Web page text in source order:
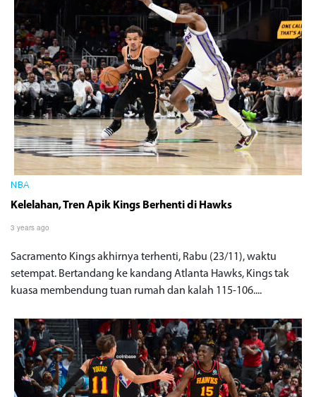
NBA
Kelelahan, Tren Apik Kings Berhenti di Hawks
3 years ago
Sacramento Kings akhirnya terhenti, Rabu (23/11), waktu
setempat. Bertandang ke kandang Atlanta Hawks, Kings tak
kuasa membendung tuan rumah dan kalah 115-106....